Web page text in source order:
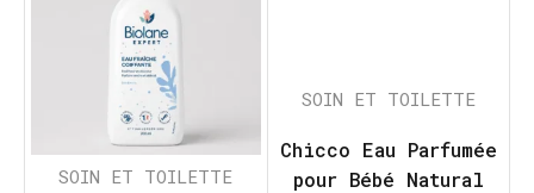
SOIN ET TOILETTE
SOIN ET TOILETTE
Chicco Eau Parfumée
pour Bébé Natural